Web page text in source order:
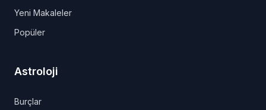
Yeni Makaleler
Popüler
Astroloji
Burçlar